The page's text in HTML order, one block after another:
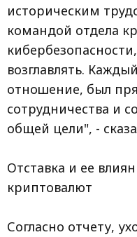
историческим
командой отдела
возглавлять.
отношение, был
сотрудничества и
общей цели", -
Отставка и ее
криптовалют
Согласно отчету,